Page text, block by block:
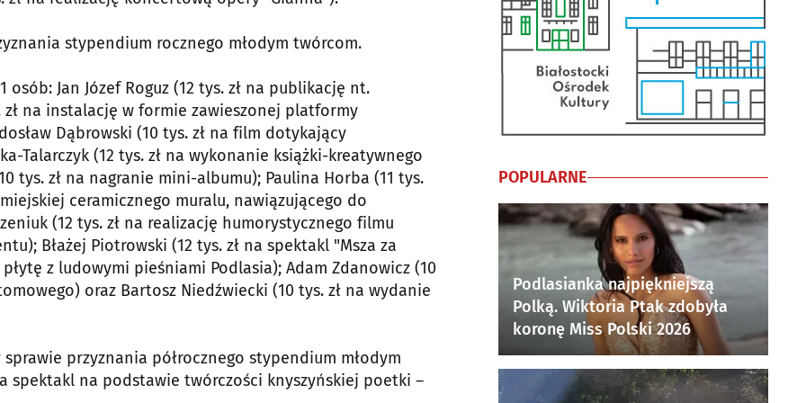
stypendium rocznego młodym twórcom.
Jan Józef Roguz (12 tys. zł na publikację nt.
zł na instalację w formie zawieszonej platformy
Dąbrowski (10 tys. zł na film dotykający
Talarczyk (12 tys. zł na wykonanie książki-kreatywnego
tys. zł na nagranie mini-albumu); Paulina Horba (11 tys.
ceramicznego muralu, nawiązującego do
(12 tys. zł na realizację humorystycznego filmu
Błażej Piotrowski (12 tys. zł na spektakl "Msza za
z ludowymi pieśniami Podlasia); Adam Zdanowicz (10
oraz Bartosz Niedźwiecki (10 tys. zł na wydanie
przyznania półrocznego stypendium młodym
spektakl na podstawie twórczości knyszyńskiej poetki –
POPULARNE
Podlasianka najpiękniejszą
Polką. Wiktoria Ptak zdobyła
koronę Miss Polski 2026